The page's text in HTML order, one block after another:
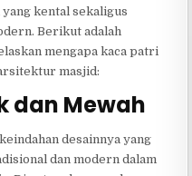
kental sekaligus
Berikut adalah
mengapa kaca patri
masjid:
dan Mewah
desainnya yang
dan modern dalam